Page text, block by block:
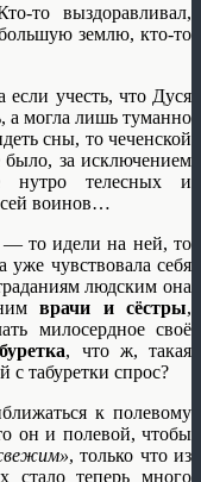
то выздоравливал,
землю, кто-то
учесть, что Дуся
а могла лишь туманно
сны, то чеченской
за исключением
нутро телесных и
воинов…
— то идели на ней, то
чувствовала себя
людским она
нимврачи и сёстры,
милосердное своё
, что ж, такая
с табуретки спрос?
к полевому
он и полевой, чтобы
, только что из
теперь много